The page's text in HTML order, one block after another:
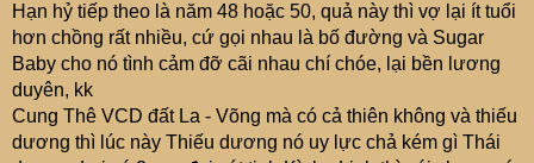
Hạn hỷ tiếp theo là năm 48 hoặc 50, quả này thì vợ lại ít tuổi
hơn chồng rất nhiều, cứ gọi nhau là bố đường và Sugar
Baby cho nó tình cảm đỡ cãi nhau chí chóe, lại bền lương
duyên, kk
Cung Thê VCD đất La - Võng mà có cả thiên không và thiếu
dương thì lúc này Thiếu dương nó uy lực chả kém gì Thái